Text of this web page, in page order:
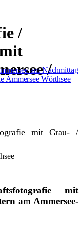
/
/
mit Grau- /
mit
am Ammersee-